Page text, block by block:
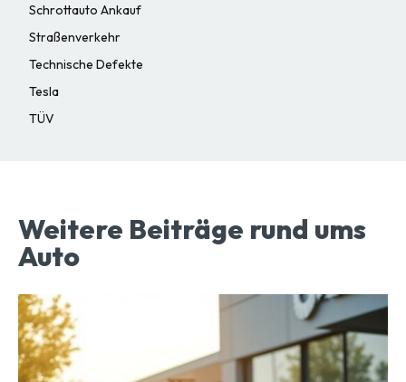
Schrottauto Ankauf
Straßenverkehr
Technische Defekte
Tesla
TÜV
Weitere Beiträge rund ums
Auto